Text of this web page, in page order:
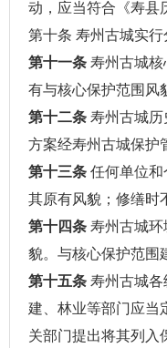
动，应当符合《寿县
第十条 寿州古城实
第十一条 寿州古城
有与核心保护范围风
第十二条 寿州古城
方案经寿州古城保护
第十三条 任何单位
其原有风貌；修缮时
第十四条 寿州古城
貌。与核心保护范围
第十五条 寿州古城
建、林业等部门应当
关部门提出将其列入